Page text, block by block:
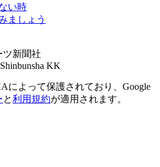
い時
ましょう
ツ新聞社
KK
によって保護されており、Google
と利用規約が適用されます。